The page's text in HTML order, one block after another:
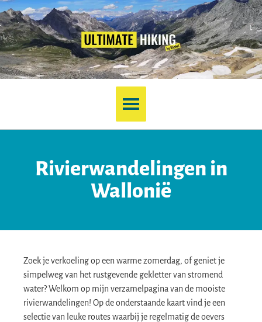
Rivierwandelingen in
Wallonië
Zoek je verkoeling op een warme zomerdag, of geniet je
simpelweg van het rustgevende gekletter van stromend
water? Welkom op mijn verzamelpagina van de mooiste
rivierwandelingen! Op de onderstaande kaart vind je een
selectie van leuke routes waarbij je regelmatig de oevers